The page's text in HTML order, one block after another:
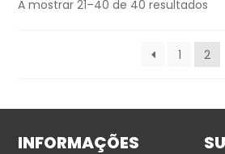
A mostrar 21–40 de 40 resultados
1 2
INFORMAÇÕES